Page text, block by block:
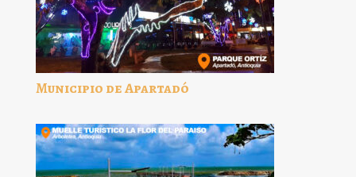
Municipio de Apartadó